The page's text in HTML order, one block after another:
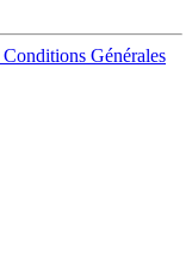
Conditions Générales